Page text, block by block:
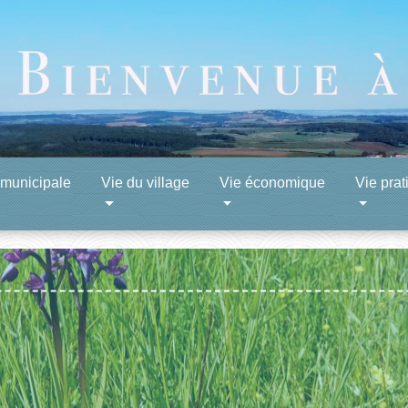
Vie du village Vie économique Vie